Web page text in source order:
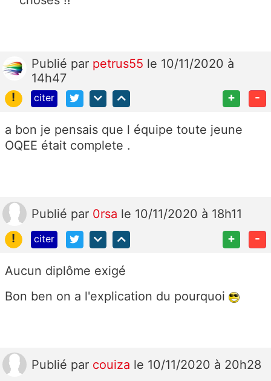
Publié par petrus55 le 10/11/2020 à
14h47
!
citer + -
a bon je pensais que l équipe toute jeune
OQEE était complete .
Publié par 0rsa le 10/11/2020 à 18h11
!
citer + -
Aucun diplôme exigé
Bon ben on a l'explication du pourquoi
Publié par couiza le 10/11/2020 à 20h28